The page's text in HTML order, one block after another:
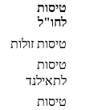
טיסות
לחו"ל
טיסות זולות
טיסות
לתאילנד
טיסות